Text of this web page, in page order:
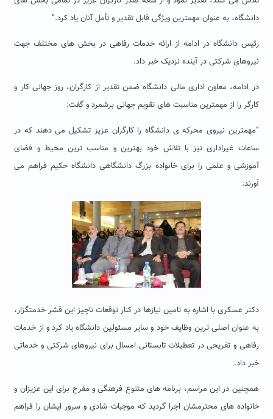
دانشگاه، به عنوان مهمترین ویژگی قابل تقدیر و تأمل آنان یاد کرد.”
رئیس دانشگاه در ادامه از ارائه خدمات رفاهی در بخش های مختلف جهت
نیروهای شرکتی در آینده نزدیک خبر داد.
در ادامه، معاون اداری مالی دانشگاه ضمن تقدیر از کارگران، روز جهانی کار و
کارگر را از مهمترین مناسبت های تقویم جهانی برشمرد و گفت:
“مهمترین نیروی محرکه ی دانشگاه را کارگران عزیز تشکیل می دهند که در
ساعات غیراداری نیز با تلاش خود بهترین و مناسب ترین محیط و فضای
آموزشی و علمی را برای خانواده بزرگ دانشگاهی دانشگاه حکیم فراهم می
آورند.
دکتر عسکری با اشاره به تامین نیازها در کنار توقعات ناچیز این قشر خدمتگزار،
به عنوان اصلی ترین وظایف خود و سایر مسئولین دانشگاه یاد کرد و از خدمات
رفاهی و تفریحی در تعطیلات تابستانی امسال برای نیروهای شرکتی و خدماتی
خبر داد.
همچنین در این مراسم، برنامه های متنوع فرهنگی و مفرح برای این عزیزان و
خانواده های محترمشان اجرا گردید که موجبات شادی و سرور ایشان را فراهم